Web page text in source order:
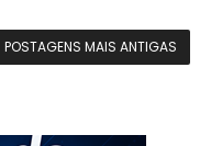
POSTAGENS MAIS ANTIGAS